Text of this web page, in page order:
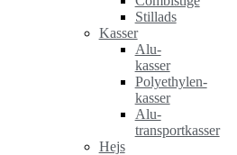
Stillads
Kasser
Alu-
kasser
Polyethylen-
kasser
Alu-
transportkasser
Hejs